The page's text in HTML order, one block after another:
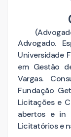
(
Advogado.
Universidade
em Gestão
Vargas.
Fundação
Licitações e
abertos e in
Licitatórios e